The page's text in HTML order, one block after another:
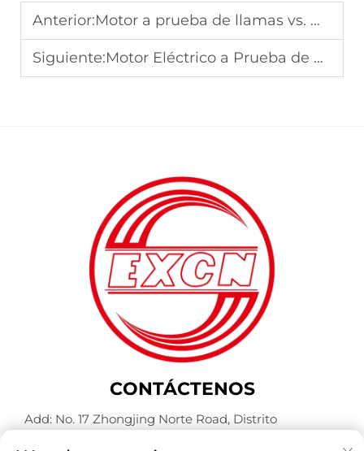
Anterior:Motor a prueba de llamas vs. Motor a prueba de explosiones: ¿Cuál es la diferencia?
Siguiente:Motor Eléctrico a Prueba de Explosiones: Principales Fabricantes y Reseñas de Productos
CONTÁCTENOS
Add: No. 17 Zhongjing Norte Road, Distrito